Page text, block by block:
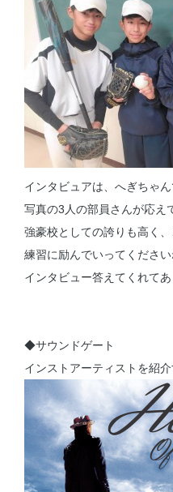
インタビュアは、へぎちゃん
写真の3人の部員さんが応え
強豪校としての誇りも高く
練習に励んでいってください
インタビュー答えてくれてあ
◆サウンドゲート
インストアーティストを紹介